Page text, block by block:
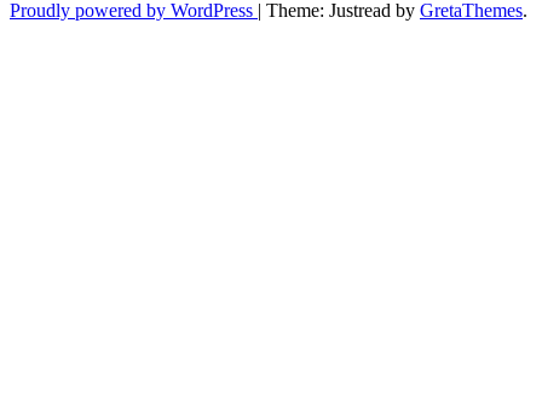
Proudly powered by WordPress | Theme: Justread by GretaThemes.